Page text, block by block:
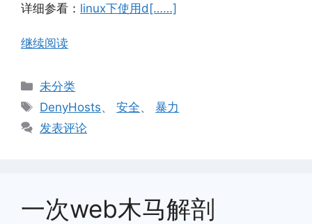
详细参看： linux下使用d[……]
继续阅读
分
类
未分类
标
签
DenyHosts、安全、暴力
发表评论
一次web木马解剖